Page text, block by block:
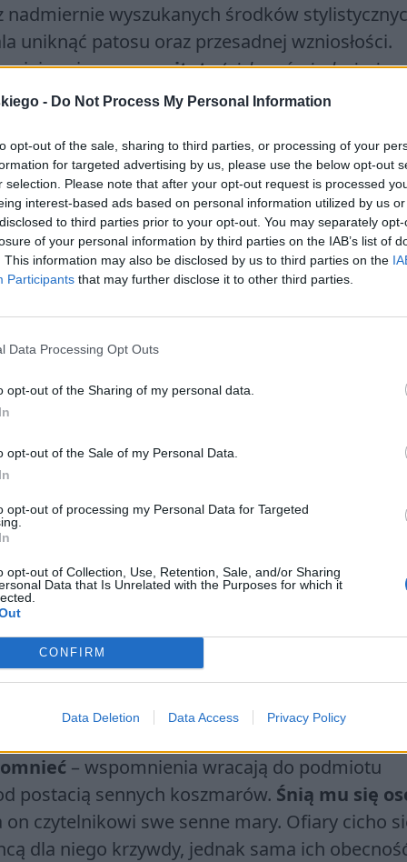
- Do Not Process My Personal Information
opt-out of the sale, sharing to third parties, or processing of your
for targeted advertising by us, please use the below opt-out
selection. Please note that after your opt-out request is processed
interest-based ads based on personal information utilized by us
to third parties prior to your opt-out. You may separately
of your personal information by third parties on the IAB’s list of
This information may also be disclosed by us to third parties on the
Participants that may further disclose it to other third parties.
Data Processing Opt Outs
opt-out of the Sharing of my personal data.
opt-out of the Sale of my Personal Data.
opt-out of processing my Personal Data for Targeted
opt-out of Collection, Use, Retention, Sale, and/or Sharing
Data that Is Unrelated with the Purposes for which it
CONFIRM
Data Deletion Data Access Privacy Policy
wyszukanych środków
uniknąć patosu oraz przesadnej wzniosłości.
jego senepitety(cicho uśmiechnięci,
się także zwięzłemetafory, opisujące
oraz niepewność (
w swej formie, to jednocześnie wyraźne
trafnie oddaje traumę podmiotu lirycznego.
że
czynny udział w działaniach wojennych, a
był naocznym świadkiem dramatycznych
w utworze wraca do wydarzeń z
dzieci i dorosłych, przelewaną na ulicach krew
mimo upływu czasu ból oraz strach nie
– wspomnienia wracają do podmiotu
postacią sennych koszmarów. Śnią mu się
czytelnikowi swe senne mary. Ofiary cicho
dla niego krzywdy, jednak sama ich